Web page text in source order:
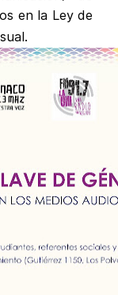
en la Ley de